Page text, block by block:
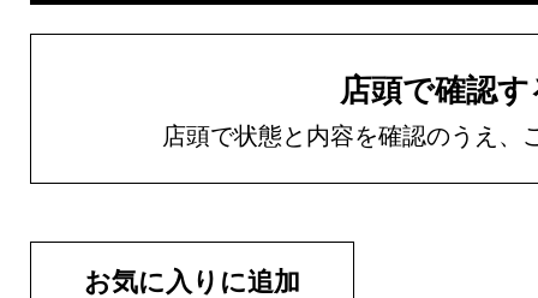
店頭で確認
店頭で状態と内容を確認のうえ、